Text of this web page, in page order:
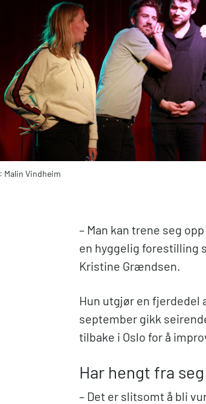
Malin Vindheim
– Man kan trene seg
en hyggelig forestilling
Kristine Grændsen.
Hun utgjør en fjerdedel
september gikk
tilbake i Oslo for å
Har hengt fra
– Det er slitsomt å bli